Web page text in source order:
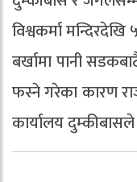
विश्वकर्मा मन्दिरदेखि
बर्खामा पानी
फस्ने गरेका कारण
कार्यालय